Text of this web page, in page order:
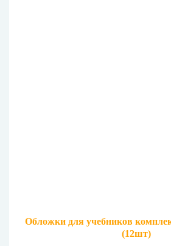
Обложки для учебников
(12шт)